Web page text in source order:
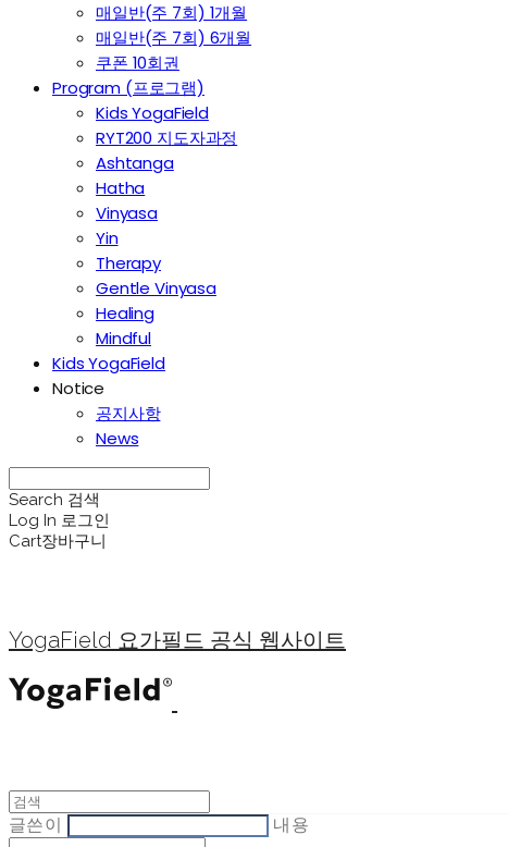
매일반(주 7회) 1개월
매일반(주 7회) 6개월
쿠폰 10회권
Program (프로그램)
Kids YogaField
RYT200 지도자과정
Ashtanga
Hatha
Vinyasa
Yin
Therapy
Gentle Vinyasa
Healing
Mindful
Kids YogaField
Notice
공지사항
News
Search 검색
Log In 로그인
Cart장바구니
YogaField 요가필드 공식 웹사이트
글쓴이 내용